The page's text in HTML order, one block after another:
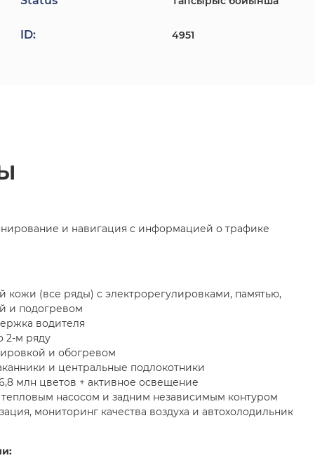
ID: 4951
и навигация с информацией о трафике
кожи (все ряды) с электрорегулировками, памятью,
и подогревом
водителя
2-м ряду
и обогревом
и центральные подлокотники
млн цветов + активное освещение
насосом и задним независимым контуром
мониторинг качества воздуха и автохолодильник